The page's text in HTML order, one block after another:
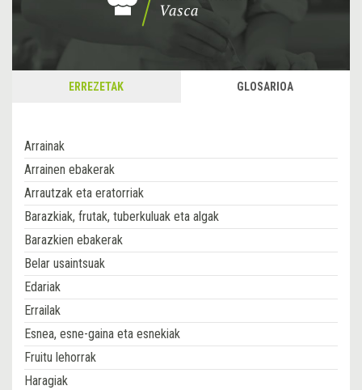
ERREZETAK GLOSARIOA
Arrainak
Arrainen ebakerak
Arrautzak eta eratorriak
Barazkiak, frutak, tuberkuluak eta algak
Barazkien ebakerak
Belar usaintsuak
Edariak
Errailak
Esnea, esne-gaina eta esnekiak
Fruitu lehorrak
Haragiak